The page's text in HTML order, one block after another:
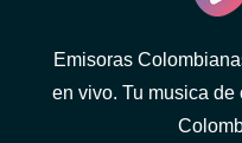
Emisoras
en vivo. Tu musica